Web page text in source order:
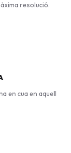
resolució.
en cua en aquell